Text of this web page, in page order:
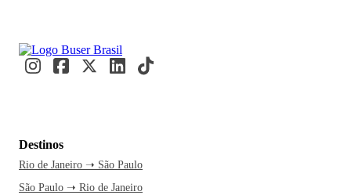
Destinos
Rio de Janeiro ➝ São Paulo
São Paulo ➝ Rio de Janeiro